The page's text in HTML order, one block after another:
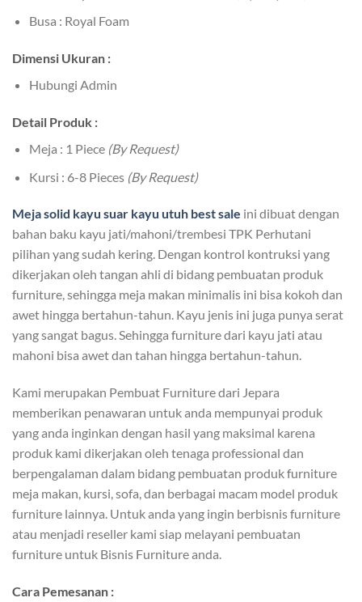
Busa : Royal Foam
Dimensi Ukuran :
Hubungi Admin
Detail Produk :
Meja : 1 Piece (By Request)
Kursi : 6-8 Pieces (By Request)
Meja solid kayu suar kayu utuh best sale ini dibuat dengan
bahan baku kayu jati/mahoni/trembesi TPK Perhutani
pilihan yang sudah kering. Dengan kontrol kontruksi yang
dikerjakan oleh tangan ahli di bidang pembuatan produk
furniture, sehingga meja makan minimalis ini bisa kokoh dan
awet hingga bertahun-tahun. Kayu jenis ini juga punya serat
yang sangat bagus. Sehingga furniture dari kayu jati atau
mahoni bisa awet dan tahan hingga bertahun-tahun.
Kami merupakan Pembuat Furniture dari Jepara
memberikan penawaran untuk anda mempunyai produk
yang anda inginkan dengan hasil yang maksimal karena
produk kami dikerjakan oleh tenaga professional dan
berpengalaman dalam bidang pembuatan produk furniture
meja makan, kursi, sofa, dan berbagai macam model produk
furniture lainnya. Untuk anda yang ingin berbisnis furniture
atau menjadi reseller kami siap melayani pembuatan
furniture untuk Bisnis Furniture anda.
Cara Pemesanan :